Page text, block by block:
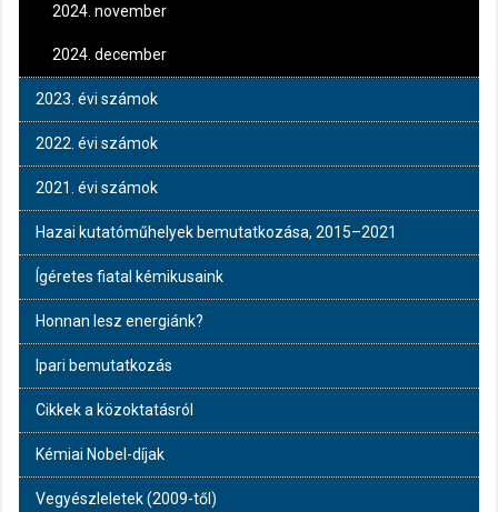
2024. november
2024. december
2023. évi számok
2022. évi számok
2021. évi számok
Hazai kutatóműhelyek bemutatkozása, 2015–2021
Ígéretes fiatal kémikusaink
Honnan lesz energiánk?
Ipari bemutatkozás
Cikkek a közoktatásról
Kémiai Nobel-díjak
Vegyészleletek (2009-től)